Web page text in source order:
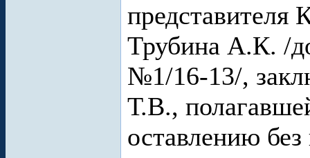
представителя
Трубина А.К. /
№1/16-13/,
Т.В.,
оставлению